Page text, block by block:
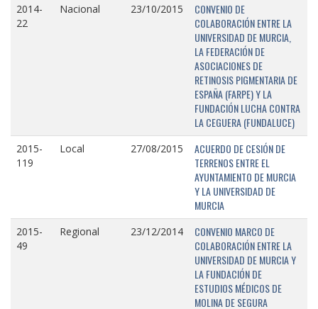
2014-
22
Nacional 23/10/2015
CONVENIO DE
COLABORACIÓN ENTRE LA
UNIVERSIDAD DE MURCIA,
LA FEDERACIÓN DE
ASOCIACIONES DE
RETINOSIS PIGMENTARIA DE
ESPAÑA (FARPE) Y LA
FUNDACIÓN LUCHA CONTRA
LA CEGUERA (FUNDALUCE)
2015-
119
Local 27/08/2015
ACUERDO DE CESIÓN DE
TERRENOS ENTRE EL
AYUNTAMIENTO DE MURCIA
Y LA UNIVERSIDAD DE
MURCIA
2015-
49
Regional 23/12/2014
CONVENIO MARCO DE
COLABORACIÓN ENTRE LA
UNIVERSIDAD DE MURCIA Y
LA FUNDACIÓN DE
ESTUDIOS MÉDICOS DE
MOLINA DE SEGURA